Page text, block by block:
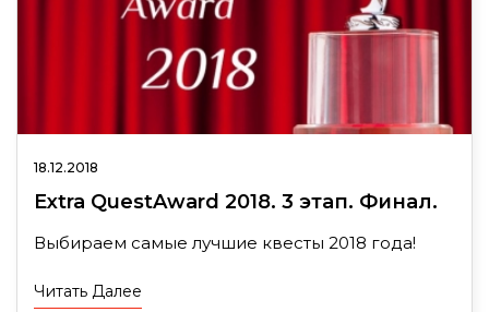
18.12.2018
Extra QuestAward 2018. 3 этап. Финал.
Выбираем самые лучшие квесты 2018 года!
Читать Далее